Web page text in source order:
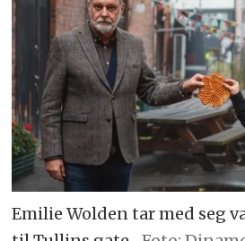
Emilie Wolden tar med seg